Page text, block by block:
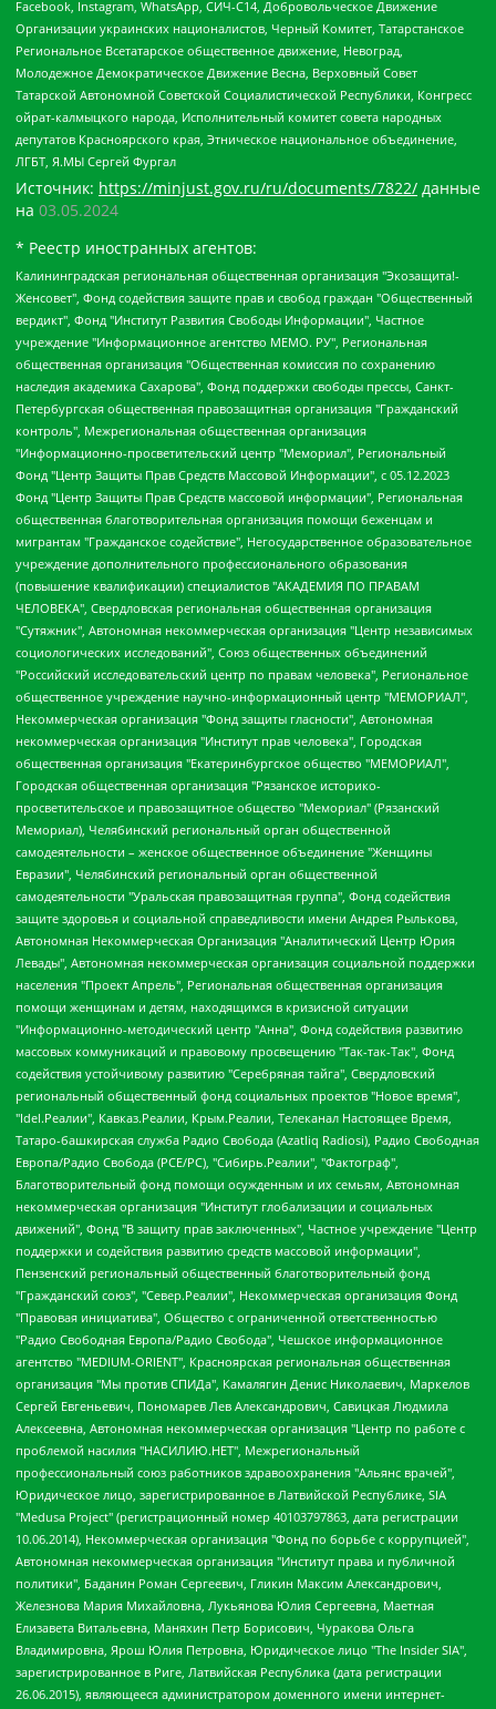
Facebook, Instagram, WhatsApp, СИЧ-С14, Добровольческое Движение
Организации украинских националистов, Черный Комитет, Татарстанское
Региональное Всетатарское общественное движение, Невоград,
Молодежное Демократическое Движение Весна, Верховный Совет
Татарской Автономной Советской Социалистической Республики, Конгресс
ойрат-калмыцкого народа, Исполнительный комитет совета народных
депутатов Красноярского края, Этническое национальное объединение,
ЛГБТ, Я.МЫ Сергей Фургал
Источник: https://minjust.gov.ru/ru/documents/7822/ данные
на 03.05.2024
* Реестр иностранных агентов:
Калининградская региональная общественная организация "Экозащита!-Женсовет", Фонд содействия защите прав и свобод граждан "Общественный вердикт", Фонд "Институт Развития Свободы Информации", Частное учреждение "Информационное агентство МЕМО. РУ", Региональная общественная организация "Общественная комиссия по сохранению наследия академика Сахарова", Фонд поддержки свободы прессы, Санкт-Петербургская общественная правозащитная организация "Гражданский контроль", Межрегиональная общественная организация "Информационно-просветительский центр "Мемориал", Региональный Фонд "Центр Защиты Прав Средств Массовой Информации", с 05.12.2023 Фонд "Центр Защиты Прав Средств массовой информации", Региональная общественная благотворительная организация помощи беженцам и мигрантам "Гражданское содействие", Негосударственное образовательное учреждение дополнительного профессионального образования (повышение квалификации) специалистов "АКАДЕМИЯ ПО ПРАВАМ ЧЕЛОВЕКА", Свердловская региональная общественная организация "Сутяжник", Автономная некоммерческая организация "Центр независимых социологических исследований", Союз общественных объединений "Российский исследовательский центр по правам человека", Региональное общественное учреждение научно-информационный центр "МЕМОРИАЛ", Некоммерческая организация "Фонд защиты гласности", Автономная некоммерческая организация "Институт прав человека", Городская общественная организация "Екатеринбургское общество "МЕМОРИАЛ", Городская общественная организация "Рязанское историко-просветительское и правозащитное общество "Мемориал" (Рязанский Мемориал), Челябинский региональный орган общественной самодеятельности – женское общественное объединение "Женщины Евразии", Челябинский региональный орган общественной самодеятельности "Уральская правозащитная группа", Фонд содействия защите здоровья и социальной справедливости имени Андрея Рылькова, Автономная Некоммерческая Организация "Аналитический Центр Юрия Левады", Автономная некоммерческая организация социальной поддержки населения "Проект Апрель", Региональная общественная организация помощи женщинам и детям, находящимся в кризисной ситуации "Информационно-методический центр "Анна", Фонд содействия развитию массовых коммуникаций и правовому просвещению "Так-так-Так", Фонд содействия устойчивому развитию "Серебряная тайга", Свердловский региональный общественный фонд социальных проектов "Новое время", "Idel.Реалии", Кавказ.Реалии, Крым.Реалии, Телеканал Настоящее Время, Татаро-башкирская служба Радио Свобода (Azatliq Radiosi), Радио Свободная Европа/Радио Свобода (PCE/PC), "Сибирь.Реалии", "Фактограф", Благотворительный фонд помощи осужденным и их семьям, Автономная некоммерческая организация "Институт глобализации и социальных движений", Фонд "В защиту прав заключенных", Частное учреждение "Центр поддержки и содействия развитию средств массовой информации", Пензенский региональный общественный благотворительный фонд "Гражданский союз", "Север.Реалии", Некоммерческая организация Фонд "Правовая инициатива", Общество с ограниченной ответственностью "Радио Свободная Европа/Радио Свобода", Чешское информационное агентство "MEDIUM-ORIENT", Красноярская региональная общественная организация "Мы против СПИДа", Камалягин Денис Николаевич, Маркелов Сергей Евгеньевич, Пономарев Лев Александрович, Савицкая Людмила Алексеевна, Автономная некоммерческая организация "Центр по работе с проблемой насилия "НАСИЛИЮ.НЕТ", Межрегиональный профессиональный союз работников здравоохранения "Альянс врачей", Юридическое лицо, зарегистрированное в Латвийской Республике, SIA "Medusa Project" (регистрационный номер 40103797863, дата регистрации 10.06.2014), Некоммерческая организация "Фонд по борьбе с коррупцией", Автономная некоммерческая организация "Институт права и публичной политики", Баданин Роман Сергеевич, Гликин Максим Александрович, Железнова Мария Михайловна, Лукьянова Юлия Сергеевна, Маетная Елизавета Витальевна, Маняхин Петр Борисович, Чуракова Ольга Владимировна, Ярош Юлия Петровна, Юридическое лицо "The Insider SIA", зарегистрированное в Риге, Латвийская Республика (дата регистрации 26.06.2015), являющееся администратором доменного имени интернет-издания "The Insider SIA", https://theins.ru, Постернак Алексей Евгеньевич, Рубин Михаил Аркадьевич, Анин Роман Александрович, Юридическое лицо Istories fonds, зарегистрированное в Латвийской Республике (регистрационный номер 50008295751, дата регистрации 24.02.2020), Великовский Дмитрий Александрович, Долинина Ирина Николаевна, Мароховская Алеся Алексеевна, Шлейнов Роман Юрьевич, Шмагун Олеся Валентиновна, Общество с ограниченной ответственностью "Альтаир 2021", Общество с ограниченной ответственностью "Вега 2021", Общество с ограниченной ответственностью "Главный редактор 2021", Общество с ограниченной ответственностью "Ромашки монолит", Важенков Артем Валерьевич, Ивановская областная общественная организация "Центр гендерных исследований", Гурман Юрий Альбертович, Медиапроект "ОВД-Инфо", Егоров Владимир Владимирович, Жилинский Владимир Александрович, Общество с ограниченной ответственностью "ЗП", Иванова София Юрьевна, Карезина Инна Павловна, Кильтау Екатерина Викторовна, Петров Алексей Викторович, Пискунов Сергей Евгеньевич, Смирнов Сергей Сергеевич, Тихонов Михаил Сергеевич, Общество с ограниченной ответственностью "ЖУРНАЛИСТ-ИНОСТРАННЫЙ АГЕНТ", Арапова Галина Юрьевна, Вольтская Татьяна Анатольевна, Американская компания "Mason G.E.S. Anonymous Foundation" (США), являющаяся владельцем интернет-издания https://mnews.world/, Компания "Stichting Bellingcat", зарегистрированная в Нидерландах (дата регистрации 11.07.2018), Захаров Андрей Вячеславович, Клепиковская Екатерина Дмитриевна, Общество с ограниченной ответственностью "МЕМО", Перл Роман Александрович, Симонов Евгений Алексеевич, Соловьева Елена Анатольевна, Сотников Даниил Владимирович, Сурначева Елизавета Дмитриевна, Автономная некоммерческая организация по защите прав человека и информированию населения "Якутия – Наше Мнение", Общество с ограниченной ответственностью "Москоу диджитал медиа", с 26.01.2023 Общество с ограниченной ответственностью "Чайка Белые сады", Ветошкина Валерия Валерьевна, Заговора Максим Александрович, Межрегиональное общественное движение "Российская ЛГБТ - сеть", Оленичев Максим Владимирович, Павлов Иван Юрьевич, Скворцова Елена Сергеевна, Общество с ограниченной ответственностью "Как бы инагент", Кочетков Игорь Викторович, Общество с ограниченной ответственностью "Честные выборы", Еланчик Олег Александрович, Общество с ограниченной ответственностью "Нобелевский призыв", Гималова Регина Эмилевна, Григорьев Андрей Валерьевич, Григорьева Алина Александровна, Ассоциация по содействию защите прав призывников, альтернативнослужащих и военнослужащих "Правозащитная группа "Гражданин.Армия.Право", Хисамова Регина Фаритовна, Автономная некоммерческая организация по реализации социально-правовых программ "Лилит", Дальневосточное общественное движение "Маяк", Санкт-Петербургская ЛГБТ-инициативная группа "Выход", Инициативная группа ЛГБТ+ "Реверс", Алексеев Андрей Викторович, Бекбулатова Таисия Львовна, Беляев Иван Михайлович, Владыкина Елена Сергеевна, Гельман Марат Александрович, Никульшина Вероника Юрьевна, Толоконникова Надежда Андреевна, Шендерович Виктор Анатольевич, Общество с ограниченной ответственностью "Данное сообщение", Общество с ограниченной ответственностью Издательский дом "Новая глава", Айнбиндер Александра Александровна, Московский комьюнити-центр для ЛГБТ+инициатив, Благотворительный фонд развития филантропии, Deutsche Welle (Германия, Kurt-Schumacher-Strasse 3, 53113 Bonn), Борзунова Мария Михайловна, Воробьев Виктор Викторович, Голубева Анна Львовна, Константинова Алла Михайловна, Малкова Ирина Владимировна, Мурадов Мурад Абдулгалимович, Осетинская Елизавета Николаевна, Понасенков Евгений Николаевич, Ганапольский Матвей Юрьевич, Киселев Евгений Алексеевич, Борухович Ирина Григорьевна, Дремин Иван Тимофеевич, Дубровский Дмитрий Викторович, Красноярская региональная общественная организация поддержки и развития альтернативных образовательных технологий и межкультурных коммуникаций "ИНТЕРРА", Маяковская Екатерина Алексеевна, Фейгин Марк Захарович, Филимонов Андрей Викторович, Дзугкоева Регина Николаевна, Доброхотов Роман Александрович, Дудь Юрий Александрович, Елкин Сергей Владимирович, Кругликов Кирилл Игоревич, Сабунаева Мария Леонидовна, Семенов Алексей Владимирович, Шаинян Карен Багратович, Шульман Екатерина Михайловна, Асафьев Артур Валерьевич, Вахштайн Виктор Семенович, Венедиктов Алексей Алексеевич, Лушникова Екатерина Евгеньевна, Волков Леонид Михайлович, Невзоров Александр Глебович, Пархоменко Сергей Борисович, Сироткин Ярослав Николаевич, Кара-Мурза Владимир Владимирович, Баранова Наталья Владимировна, Гозман Леонид Яковлевич, Кагарлицкий Борис Юльевич, Климарев Михаил Валерьевич, Милов Владимир Станиславович, Автономная некоммерческая организация Краснодарский центр современного искусства "Типография", Моргенштерн Алишер Тагирович, Соболь Любовь Эдуардовна, Общество с ограниченной ответственностью "ЛИЗА НОРМ", Каспаров Гарри Кимович, Ходорковский Михаил Борисович, Общество с ограниченной ответственностью "Апрельские тезисы", Данилович Ирина Брониславовна, Кашин Олег Владимирович, Петров Николай Владимирович, Пивоваров Алексей Владимирович, Соколов Михаил Владимирович, Цветкова Юлия Владимировна, Чичваркин Евгений Александрович, Комитет против пыток/Команда против пыток, Общество с ограниченной ответственностью "Первый научный", Общество с ограниченной ответственностью "Вертолет и ко", Белоцерковская Вероника Борисовна, Кац Максим Евгеньевич, Лазарева Татьяна Юрьевна, Шаведдинов Руслан Табризович, Яшин Илья Валерьевич, Общество с ограниченной ответственностью "Иноагент ААВ", Алешковский Дмитрий Петрович, Альбац Евгения Марковна, Быков Дмитрий Львович, Галямина Юлия Евгеньевна, Лойко Сергей Леонидович, Мартынов Кирилл Константинович, Медведев Сергей Александрович, Крашенинников Федор Геннадиевич, Гордеева Катерина Вл